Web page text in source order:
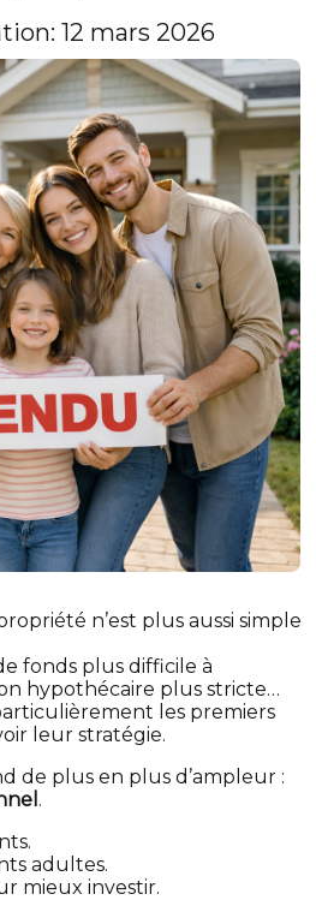
12 mars 2026
n’est plus aussi simple
fonds plus difficile à
hypothécaire plus stricte…
les premiers
leur stratégie.
de plus en plus d’ampleur :
.
adultes.
mieux investir.